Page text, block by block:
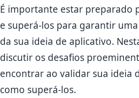
É importante estar preparado
e superá-los para garantir
da sua ideia de aplicativo.
discutir os desafios
encontrar ao validar sua ideia
como superá-los.